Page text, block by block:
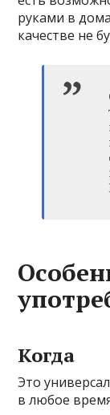
руками в
качестве не
Когда
Это
в любое